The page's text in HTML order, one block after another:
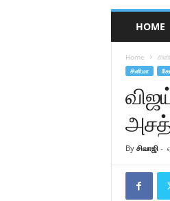
HOME
Home
சினிமா
By சிவாஜி-